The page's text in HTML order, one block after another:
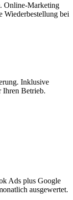
Online-Marketing
Wiederbestellung bei
Inklusive
Ihren Betrieb.
Ads plus Google
ausgewertet.